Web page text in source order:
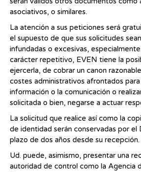
asociativos, o similares.
La atención a sus peticiones será
el supuesto de que sus solicitudes
infundadas o excesivas,
carácter repetitivo, EVEN tiene la
ejercerla, de cobrar un canon
costes administrativos afrontados
información o la comunicación o
solicitada o bien, negarse a actuar
La solicitud que realice así como la
de identidad serán conservadas por el
plazo de dos años desde su recepción.
Ud. puede, asimismo, presentar una
autoridad de control como la Agencia